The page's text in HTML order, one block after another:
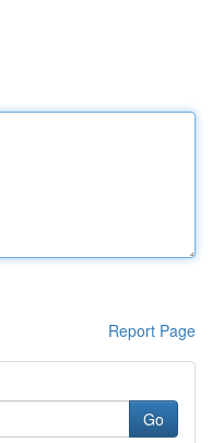
Report Page
Go